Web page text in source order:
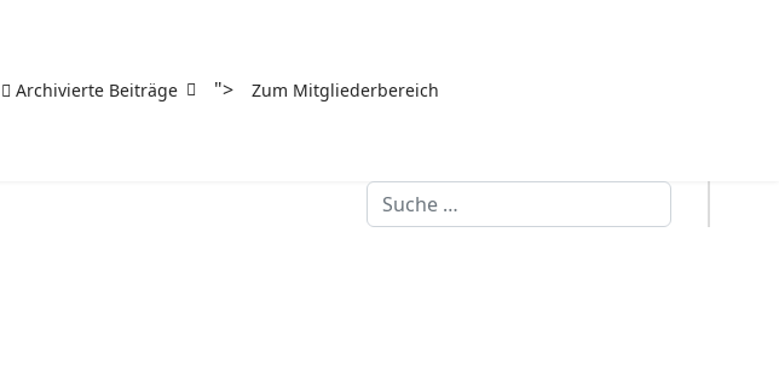
Archivierte Beiträge "> Zum Mitgliederbereich
Suchen